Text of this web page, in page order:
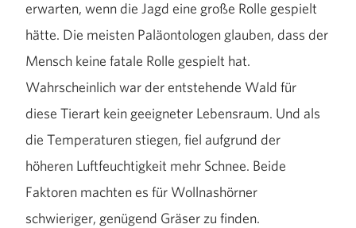
erwarten, wenn die Jagd eine große Rolle gespielt
hätte. Die meisten Paläontologen glauben, dass der
Mensch keine fatale Rolle gespielt hat.
Wahrscheinlich war der entstehende Wald für
diese Tierart kein geeigneter Lebensraum. Und als
die Temperaturen stiegen, fiel aufgrund der
höheren Luftfeuchtigkeit mehr Schnee. Beide
Faktoren machten es für Wollnashörner
schwieriger, genügend Gräser zu finden.